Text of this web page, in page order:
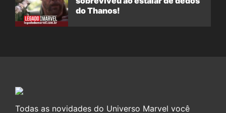
do Thanos!
Todas as novidades do Universo Marvel você